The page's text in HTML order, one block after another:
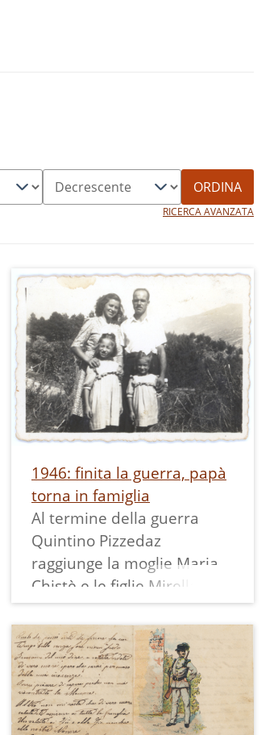
ORDINA
RICERCA AVANZATA
1946: finita la guerra, papà
torna in famiglia
Al termine della guerra
Quintino Pizzedaz
raggiunge la moglie Maria
Chistè e le figlie Mirella e
Marisa, ospitate dalla
famiglia di lei a
Pietramurata.
La stampa misura 5,5x8 cm
ed ha un bordo bianco
dentellato.